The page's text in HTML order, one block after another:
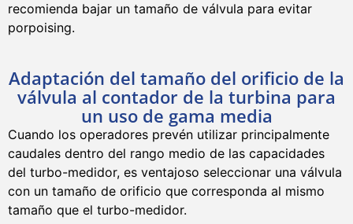
recomienda bajar un tamaño de válvula para evitar
porpoising.
Adaptación del tamaño del orificio de la
válvula al contador de la turbina para
un uso de gama media
Cuando los operadores prevén utilizar principalmente
caudales dentro del rango medio de las capacidades
del turbo-medidor, es ventajoso seleccionar una válvula
con un tamaño de orificio que corresponda al mismo
tamaño que el turbo-medidor.